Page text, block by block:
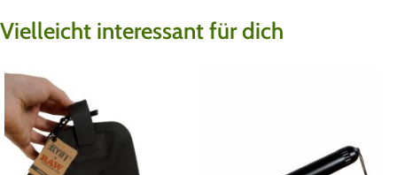
Vielleicht interessant für dich